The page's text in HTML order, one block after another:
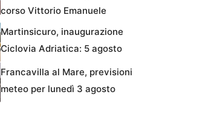
corso Vittorio Emanuele
Martinsicuro, inaugurazione
Ciclovia Adriatica: 5 agosto
Francavilla al Mare, previsioni
meteo per lunedì 3 agosto